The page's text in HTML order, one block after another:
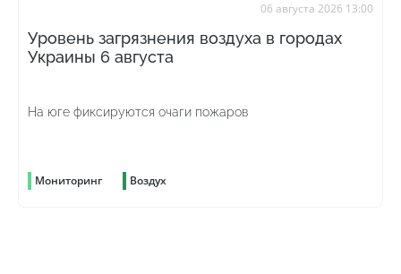
06 августа 2026 13:00
Уровень загрязнения воздуха в городах
Украины 6 августа
На юге фиксируются очаги пожаров
Мониторинг Воздух